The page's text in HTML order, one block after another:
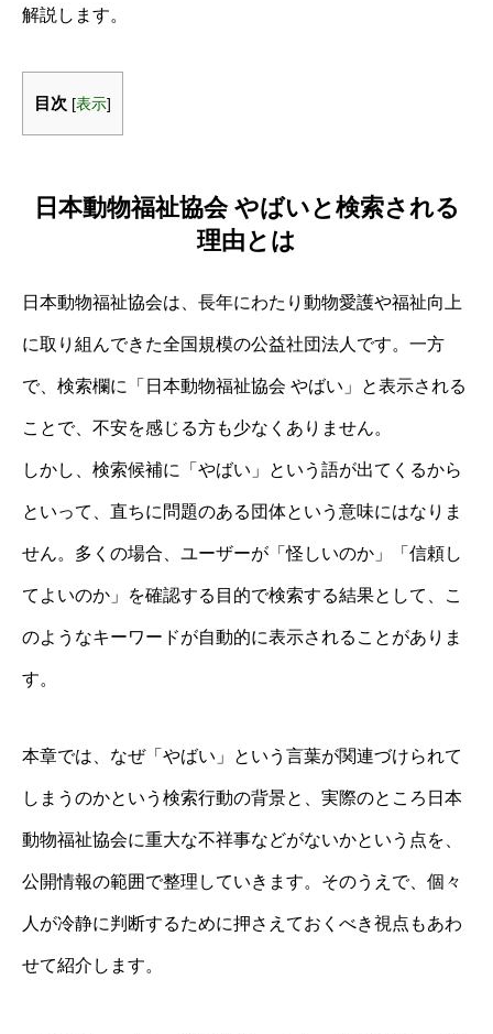
解説します。
目次 [表示]
日本動物福祉協会 やばいと検索される
理由とは
日本動物福祉協会は、長年にわたり動物愛護や福祉向上
に取り組んできた全国規模の公益社団法人です。一方
で、検索欄に「日本動物福祉協会 やばい」と表示される
ことで、不安を感じる方も少なくありません。
しかし、検索候補に「やばい」という語が出てくるから
といって、直ちに問題のある団体という意味にはなりま
せん。多くの場合、ユーザーが「怪しいのか」「信頼し
てよいのか」を確認する目的で検索する結果として、こ
のようなキーワードが自動的に表示されることがありま
す。
本章では、なぜ「やばい」という言葉が関連づけられて
しまうのかという検索行動の背景と、実際のところ日本
動物福祉協会に重大な不祥事などがないかという点を、
公開情報の範囲で整理していきます。そのうえで、個々
人が冷静に判断するために押さえておくべき視点もあわ
せて紹介します。